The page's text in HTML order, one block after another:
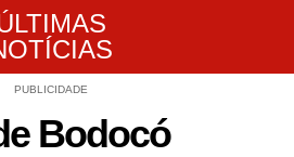
PUBLICIDADE
Bodocó